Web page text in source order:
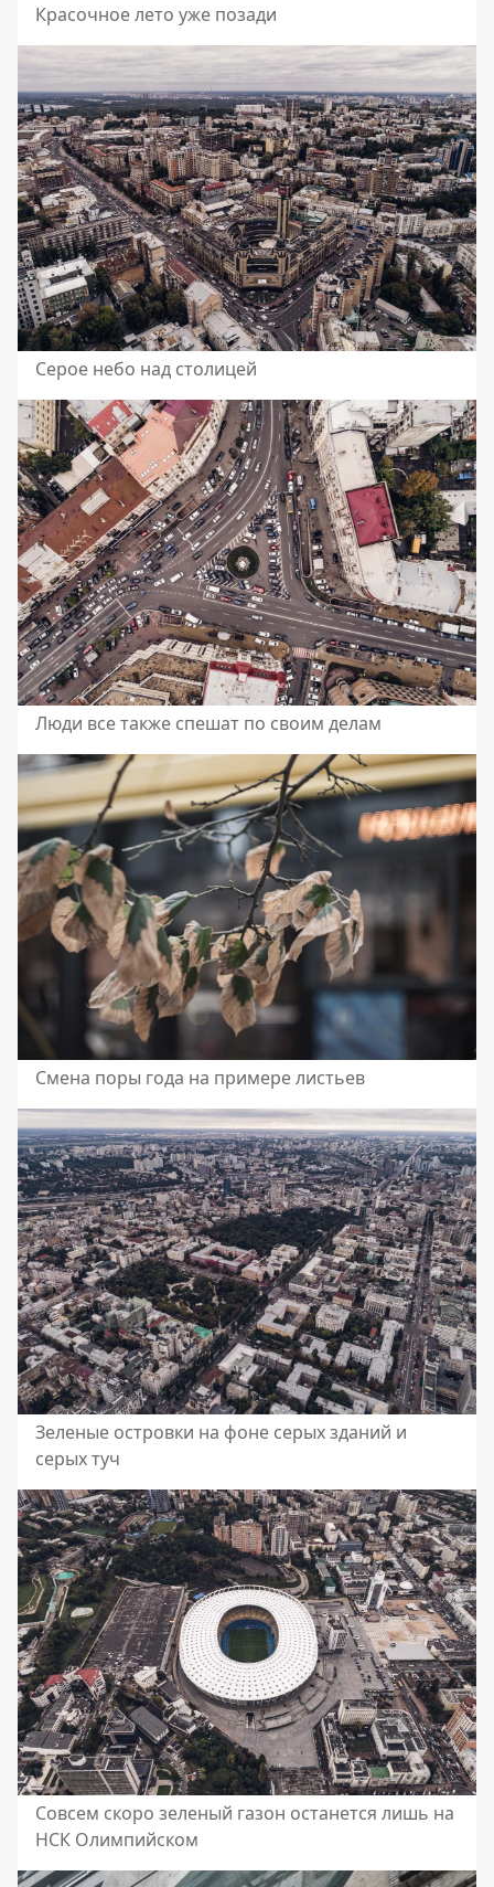
Красочное лето уже позади
Серое небо над столицей
Люди все также спешат по своим делам
Смена поры года на примере листьев
Зеленые островки на фоне серых зданий и
серых туч
Совсем скоро зеленый газон останется лишь на
НСК Олимпийском